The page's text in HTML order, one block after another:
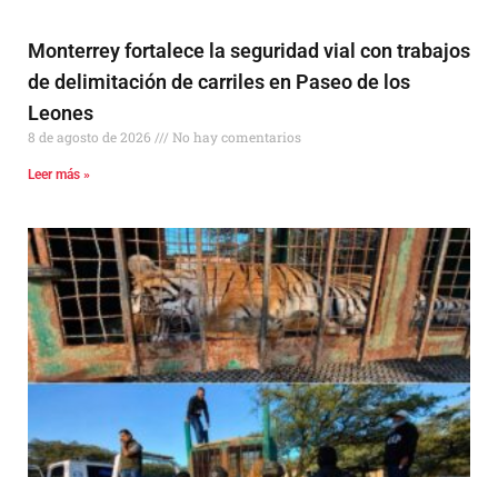
Monterrey fortalece la seguridad vial con trabajos
de delimitación de carriles en Paseo de los
Leones
8 de agosto de 2026 No hay comentarios
Leer más »